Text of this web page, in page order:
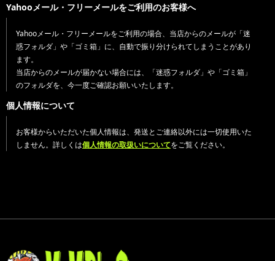
Yahooメール・フリーメールをご利用のお客様へ
Yahooメール・フリーメールをご利用の場合、当店からのメールが「迷
惑フォルダ」や「ゴミ箱」に、自動で振り分けられてしまうことがあり
ます。
当店からのメールが届かない場合には、「迷惑フォルダ」や「ゴミ箱」
のフォルダを、今一度ご確認お願いいたします。
個人情報について
お客様からいただいた個人情報は、発送とご連絡以外には一切使用いた
しません。詳しくは個人情報の取扱いについてをご覧ください。